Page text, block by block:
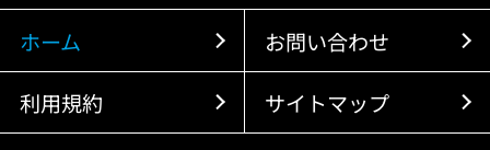
ホーム お問い合わせ
利用規約 サイトマップ